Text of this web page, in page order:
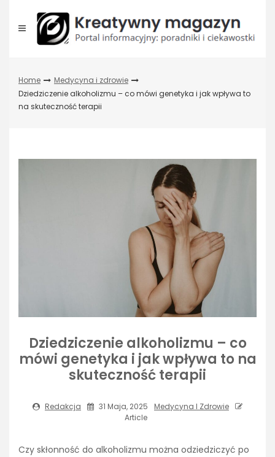
content
Home
Medycyna i zdrowie
Dziedziczenie alkoholizmu – co mówi genetyka i jak wpływa to
na skuteczność terapii
Dziedziczenie alkoholizmu – co
mówi genetyka i jak wpływa to na
skuteczność terapii
Redakcja 31 Maja, 2025
Medycyna I Zdrowie
Article
Czy skłonność do alkoholizmu można odziedziczyć po